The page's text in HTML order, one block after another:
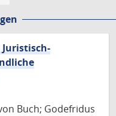
Juristisch-
Buch; Godefridus